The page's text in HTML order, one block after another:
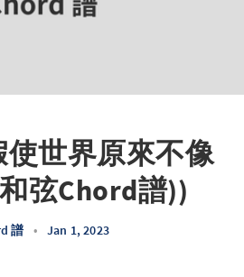
使世界原來不像
弦Chord譜))
譜 • Jan 1, 2023